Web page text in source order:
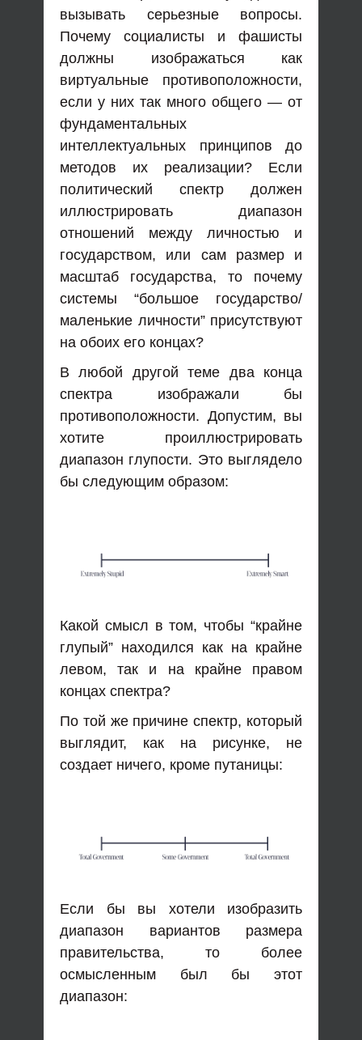
вызывать серьезные вопросы.
Почему социалисты и фашисты
должны изображаться как
виртуальные противоположности,
если у них так много общего — от
фундаментальных
интеллектуальных принципов до
методов их реализации? Если
политический спектр должен
иллюстрировать диапазон
отношений между личностью и
государством, или сам размер и
масштаб государства, то почему
системы “большое государство/
маленькие личности” присутствуют
на обоих его концах?
В любой другой теме два конца
спектра изображали бы
противоположности. Допустим, вы
хотите проиллюстрировать
диапазон глупости. Это выглядело
бы следующим образом:
Какой смысл в том, чтобы “крайне
глупый” находился как на крайне
левом, так и на крайне правом
концах спектра?
По той же причине спектр, который
выглядит, как на рисунке, не
создает ничего, кроме путаницы:
Если бы вы хотели изобразить
диапазон вариантов размера
правительства, то более
осмысленным был бы этот
диапазон: